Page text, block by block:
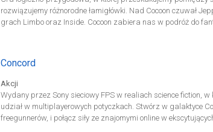
rozwiązujemy różnorodne łamigłówki. Nad Cocoon czuwał
grach Limbo oraz Inside. Cocoon zabiera nas w podróż do
Concord
Akcji
Wydany przez Sony sieciowy FPS w realiach science fiction,
udział w multiplayerowych potyczkach. Stwórz w galaktyce
freegunnerów, i połącz siły ze znajomymi online w